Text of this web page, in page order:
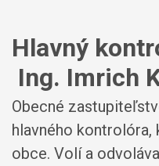
Hlavný
Ing. Imrich
Obecné
hlavného
obce. Volí a